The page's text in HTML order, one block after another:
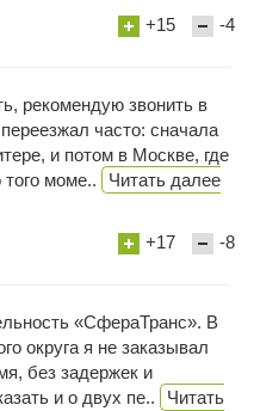
+15 -4
рекомендую звонить в
часто: сначала
и потом в Москве, где
моме..
Читать далее
+17 -8
«СфераТранс». В
округа я не заказывал
без задержек и
и о двух пе..
Читать